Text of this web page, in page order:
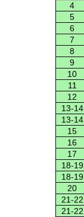
4
5
6
7
8
9
10
11
12
13-14
13-14
15
16
17
18-19
18-19
20
21-22
21-22